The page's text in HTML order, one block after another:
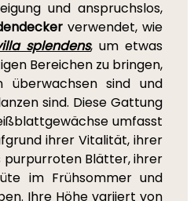
und anspruchslos,
verwendet, wie
splendens, um etwas
Bereichen zu bringen,
überwachsen sind und
sind. Diese Gattung
umfasst
ihrer Vitalität, ihrer
purpurroten Blätter, ihrer
im Frühsommer und
Ihre Höhe variiert von